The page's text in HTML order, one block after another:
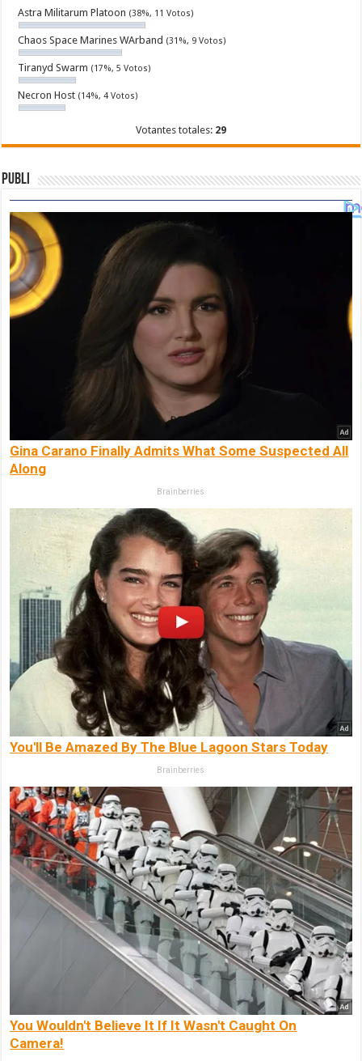
Astra Militarum Platoon (38%, 11 Votos)
Chaos Space Marines WArband (31%, 9 Votos)
Tiranyd Swarm (17%, 5 Votos)
Necron Host (14%, 4 Votos)
Votantes totales: 29
Publi
Gina Carano Finally Admits What Some Suspected All
Along
Brainberries
You'll Be Amazed By The Blue Lagoon Stars Today
Brainberries
You Wouldn't Believe It If It Wasn't Caught On
Camera!